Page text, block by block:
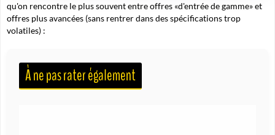
qu'on rencontre le plus souvent entre offres «d'entrée de gamme» et
offres plus avancées (sans rentrer dans des spécifications trop
volatiles) :
À ne pas rater également